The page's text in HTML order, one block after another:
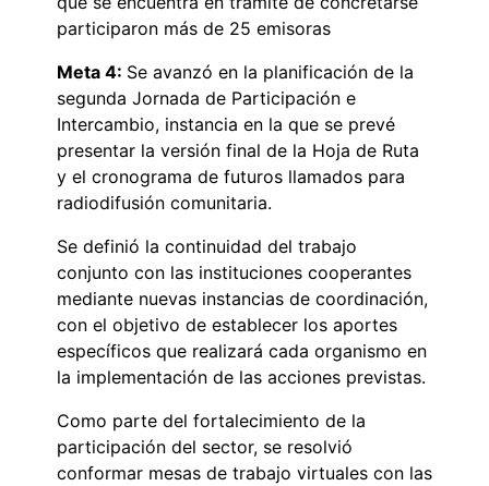
participaron más de 25 emisoras
Meta 4: Se avanzó en la planificación de la
segunda Jornada de Participación e
Intercambio, instancia en la que se prevé
presentar la versión final de la Hoja de Ruta
y el cronograma de futuros llamados para
radiodifusión comunitaria.
Se definió la continuidad del trabajo
conjunto con las instituciones cooperantes
mediante nuevas instancias de coordinación,
con el objetivo de establecer los aportes
específicos que realizará cada organismo en
la implementación de las acciones previstas.
Como parte del fortalecimiento de la
participación del sector, se resolvió
conformar mesas de trabajo virtuales con las